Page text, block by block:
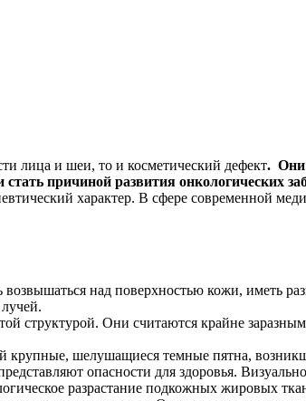
лица и шеи, то и косметический дефект. Они
причиной развития онкологических
характер. В сфере современной
над поверхностью кожи, иметь
структурой. Они считаются крайне
крупные, шелушащиеся темные пятна,
опасности для здоровья.
разрастание подкожных жировых